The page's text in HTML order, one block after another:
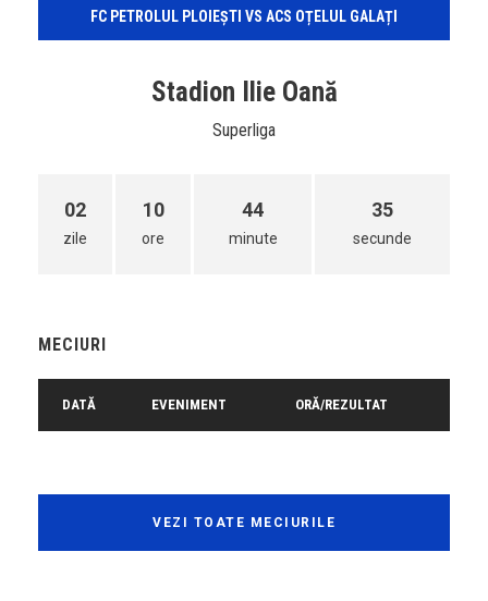
FC PETROLUL PLOIEȘTI VS ACS OȚELUL GALAȚI
Stadion Ilie Oană
Superliga
02
zile
10
ore
44
minute
35
secunde
MECIURI
DATĂ EVENIMENT ORĂ/REZULTAT
VEZI TOATE MECIURILE